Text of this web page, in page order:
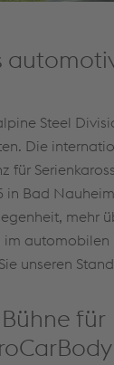
Steel
Die
für
in Bad
mehr
im automobilen
unseren
für